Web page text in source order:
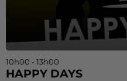
10h00 - 13h00
HAPPY DAYS